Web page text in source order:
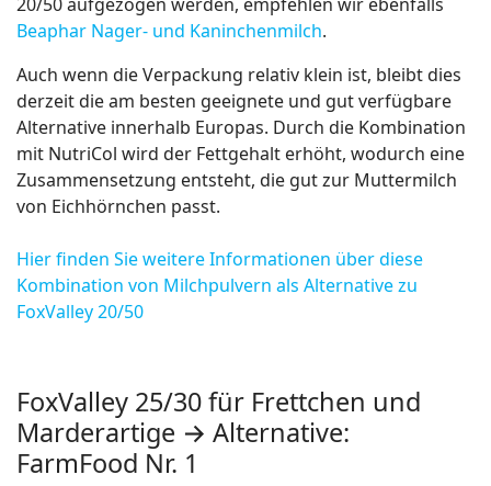
Beaphar Nager- und Kaninchenmilch.
Auch wenn die Verpackung relativ klein ist, bleibt dies
derzeit die am besten geeignete und gut verfügbare
Alternative innerhalb Europas. Durch die Kombination
mit NutriCol wird der Fettgehalt erhöht, wodurch eine
Zusammensetzung entsteht, die gut zur Muttermilch
von Eichhörnchen passt.
Hier finden Sie weitere Informationen über diese
Kombination von Milchpulvern als Alternative zu
FoxValley 20/50
FoxValley 25/30 für Frettchen und
Marderartige → Alternative:
FarmFood Nr. 1